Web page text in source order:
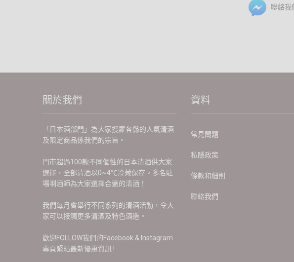
聯絡我
關於我們
「日本酒部門」為大家搜羅各縣的人氣清酒
及限定商品係我們的宗旨。
門市超過100款不同個性的日本清酒供大家
選擇，全部清酒以0~4℃冷藏保存。多名駐
場唎酒師為大家選擇合適的清酒！
我們每月會舉行不同系列的清酒活動，令大
家可以接觸更多清酒及特色酒造。
歡迎FOLLOW我們的Facebook & Instagram
專頁緊貼最新優惠資訊 !
資料
常見問題
私隱政策
條款和細則
聯絡我們